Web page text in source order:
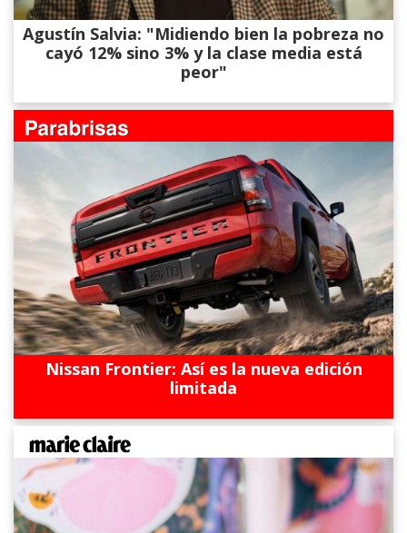
Agustín Salvia: "Midiendo bien la pobreza no
cayó 12% sino 3% y la clase media está
peor"
Nissan Frontier: Así es la nueva edición
limitada